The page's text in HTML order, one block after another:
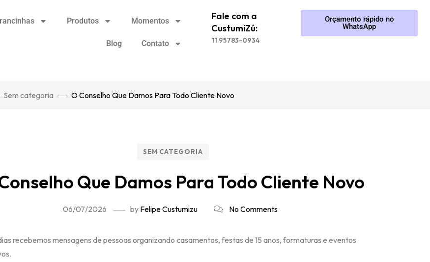
Produtos Momentos
Blog Contato
Fale com a
CustumiZú:
11 95783-0934
Orçamento rápido no
WhatsApp
Sem categoria O Conselho Que Damos Para Todo Cliente Novo
SEM CATEGORIA
Que Damos Para Todo Cliente Novo
06/07/2026 by Felipe Custumizu No Comments
recebemos mensagens de pessoas organizando casamentos, festas de 15 anos, formaturas e eventos